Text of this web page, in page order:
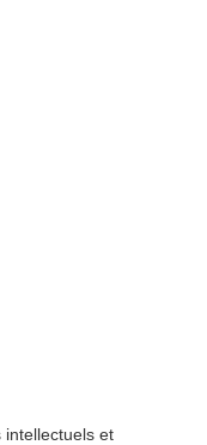
intellectuels et